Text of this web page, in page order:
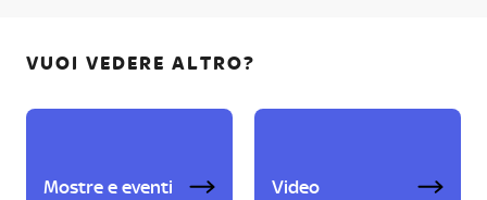
VUOI VEDERE ALTRO?
Mostre e eventi Video